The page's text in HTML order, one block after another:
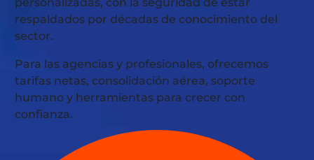
respaldados por décadas de conocimiento del
sector.
Para las agencias y profesionales, ofrecemos
tarifas netas, consolidación aérea, soporte
humano y herramientas para crecer con
confianza.